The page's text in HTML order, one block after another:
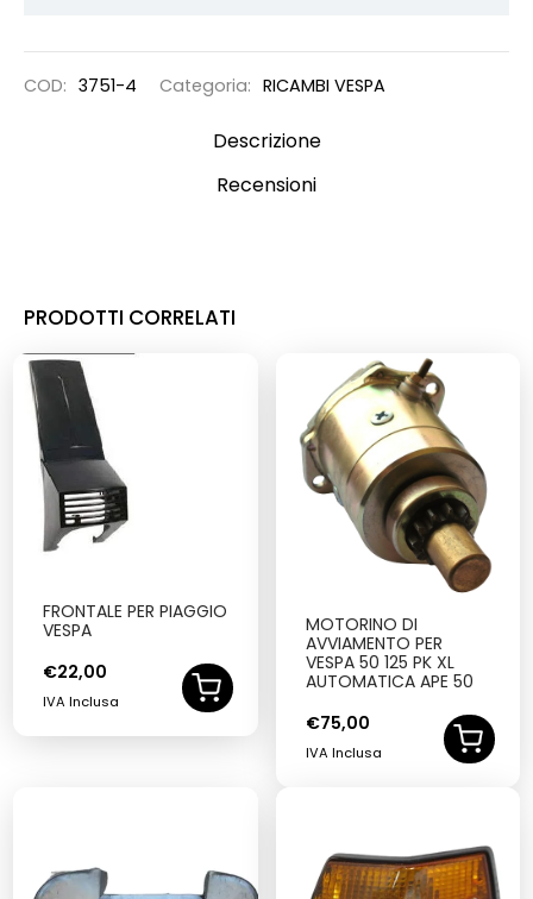
COD: 3751-4 Categoria: RICAMBI VESPA
Descrizione
Recensioni
PRODOTTI CORRELATI
FRONTALE PER PIAGGIO
VESPA
€22,00
IVA Inclusa
MOTORINO DI
AVVIAMENTO PER
VESPA 50 125 PK XL
AUTOMATICA APE 50
€75,00
IVA Inclusa